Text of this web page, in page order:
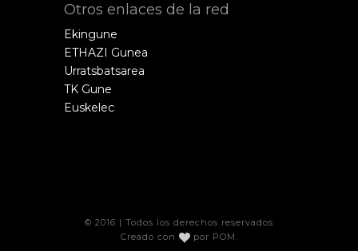
Otros enlaces de la red
Ekingune
ETHAZI Gunea
Urratsbatsarea
TK Gune
Euskelec
© 2016 | Todos los derechos reservados
Creado con
por POM .